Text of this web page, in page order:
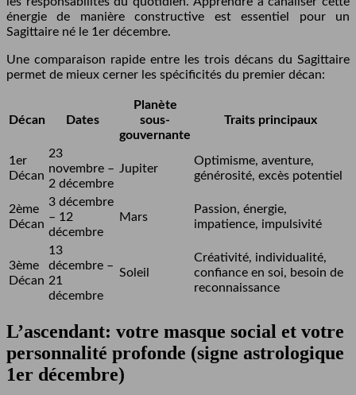
énergie de manière constructive est essentiel pour un
Sagittaire né le 1er décembre.
Une comparaison rapide entre les trois décans du Sagittaire
permet de mieux cerner les spécificités du premier décan:
Décan Dates
Planète
sous-
gouvernante
Traits principaux
1er
Décan
23
novembre –
2 décembre
Jupiter
Optimisme, aventure,
générosité, excès potentiel
2ème
Décan
3 décembre
– 12
décembre
Mars
Passion, énergie,
impatience, impulsivité
3ème
Décan
13
décembre –
21
décembre
Soleil
Créativité, individualité,
confiance en soi, besoin de
reconnaissance
L’ascendant: votre masque social et votre
personnalité profonde (signe astrologique
1er décembre)